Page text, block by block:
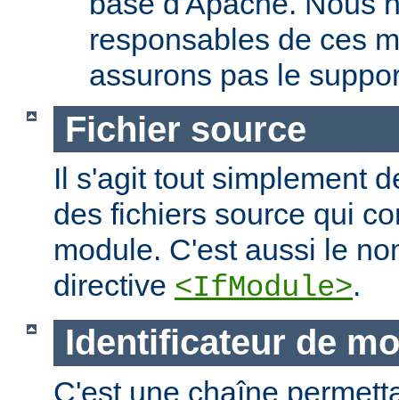
responsables de ces
assurons pas le
Fichier source
Il s'agit tout simplement
des fichiers source qui
module. C'est aussi le
directive <IfModule>.
Identificateur de
C'est une chaîne